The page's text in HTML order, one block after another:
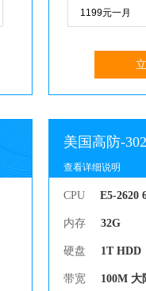
美国高防-302
查看详细说明
CPU E5-2620
内存 32G
硬盘 1T HDD
带宽 100M 大